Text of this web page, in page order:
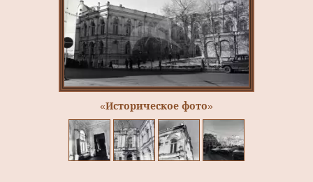
«Историческое фото»